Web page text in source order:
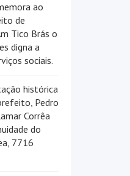
ao
de
Tico Brás o
digna a
sociais.
histórica
Pedro
Corrêa
do
7716